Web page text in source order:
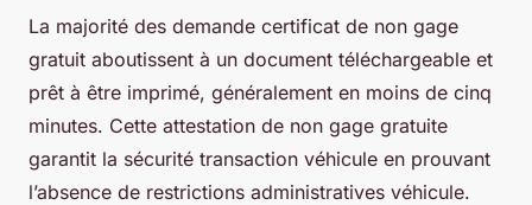
La majorité des demande certificat de non gage
gratuit aboutissent à un document téléchargeable et
prêt à être imprimé, généralement en moins de cinq
minutes. Cette attestation de non gage gratuite
garantit la sécurité transaction véhicule en prouvant
l’absence de restrictions administratives véhicule.